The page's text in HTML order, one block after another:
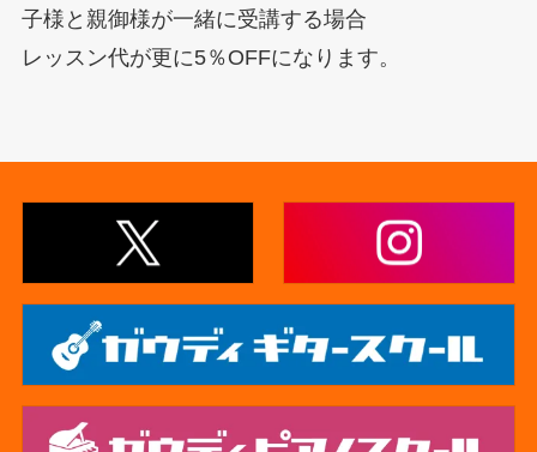
子様と親御様が一緒に受講する場合
レッスン代が更に5％OFFになります。